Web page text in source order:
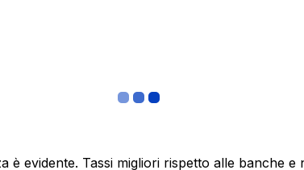
evidente. Tassi migliori rispetto alle banche